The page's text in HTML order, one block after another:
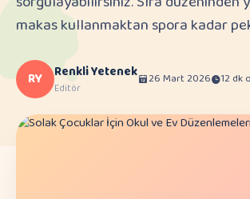
makas kullanmaktan spora kadar
RY Renkli Yetenek
Editör
26 Mart 2026 12 dk